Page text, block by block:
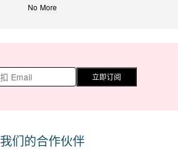
No More
立即订阅
我们的合作伙伴